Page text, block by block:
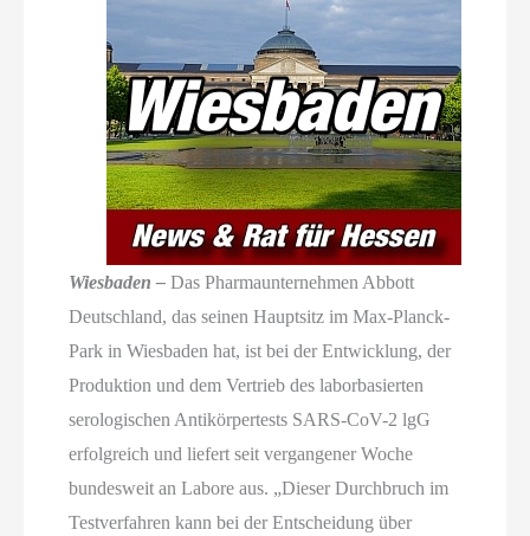
Wiesbaden – Das Pharmaunternehmen Abbott
Deutschland, das seinen Hauptsitz im Max-Planck-
Park in Wiesbaden hat, ist bei der Entwicklung, der
Produktion und dem Vertrieb des laborbasierten
serologischen Antikörpertests SARS-CoV-2 lgG
erfolgreich und liefert seit vergangener Woche
bundesweit an Labore aus. „Dieser Durchbruch im
Testverfahren kann bei der Entscheidung über